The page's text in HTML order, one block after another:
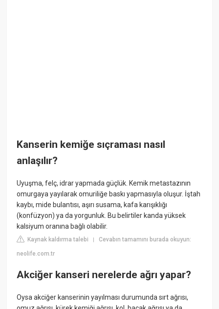
Kanserin kemiğe sıçraması nasıl
anlaşılır?
Uyuşma, felç, idrar yapmada güçlük. Kemik metastazının
omurgaya yayılarak omuriliğe baskı yapmasıyla oluşur. İştah
kaybı, mide bulantısı, aşırı susama, kafa karışıklığı
(konfüzyon) ya da yorgunluk. Bu belirtiler kanda yüksek
kalsiyum oranına bağlı olabilir.
Kaynak kaldırma talebi |Cevabın tamamını burada okuyun:
neolife.com.tr
Akciğer kanseri nerelerde ağrı yapar?
Oysa akciğer kanserinin yayılması durumunda sırt ağrısı,